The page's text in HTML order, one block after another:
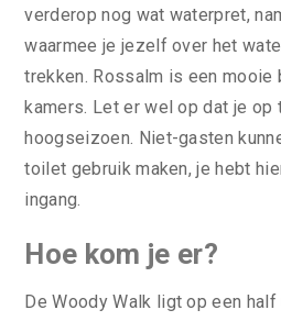
verderop nog wat waterpret,
waarmee je jezelf over het
trekken. Rossalm is een mooie
kamers. Let er wel op dat je op
hoogseizoen. Niet-gasten
toilet gebruik maken, je hebt
ingang.
Hoe kom je er?
De Woody Walk ligt op een